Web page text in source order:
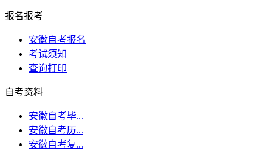
报名报考
安徽自考报名
考试须知
查询打印
自考资料
安徽自考毕...
安徽自考历...
安徽自考复...